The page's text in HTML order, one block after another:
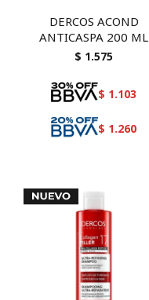
DERCOS ACOND
ANTICASPA 200 ML
$ 1.575
$ 1.103
$ 1.260